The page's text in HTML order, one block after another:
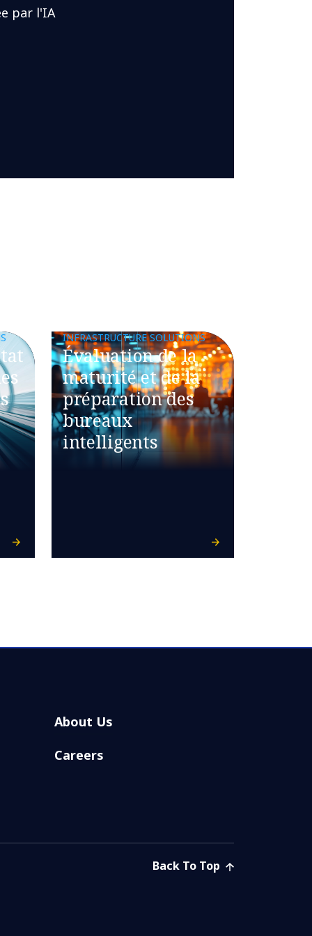
par l'IA
INFRASTRUCTURE SOLUTIONS
Évaluation de la
maturité et de la
préparation des
bureaux
intelligents
About Us
Careers
Back To Top